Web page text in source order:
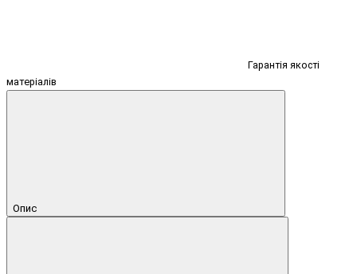
Гарантія якості
матеріалів
Опис